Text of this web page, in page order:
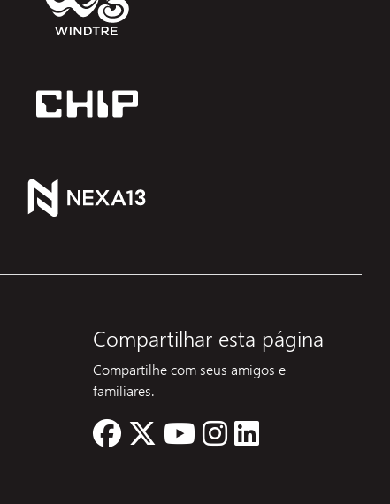
Compartilhar esta página
Compartilhe com seus amigos e
familiares.